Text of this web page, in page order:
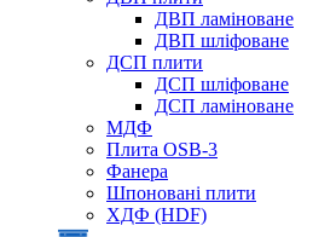
ДВП ламіноване
ДВП шліфоване
ДСП плити
ДСП шліфоване
ДСП ламіноване
МДФ
Плита OSB-3
Фанера
Шпоновані плити
ХДФ (HDF)